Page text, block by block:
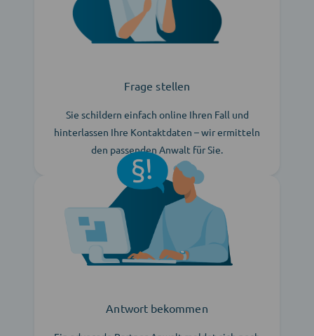
Frage stellen
Sie schildern einfach online Ihren Fall und
hinterlassen Ihre Kontaktdaten – wir ermitteln
den passenden Anwalt für Sie.
Antwort bekommen